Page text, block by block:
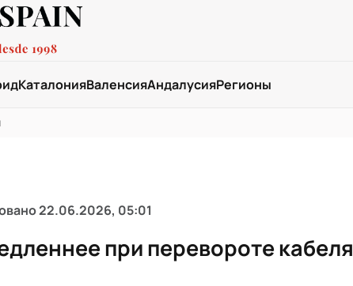
КаталонияВаленсияАндалусияРегионы
22.06.2026, 05:01
при перевороте кабеля